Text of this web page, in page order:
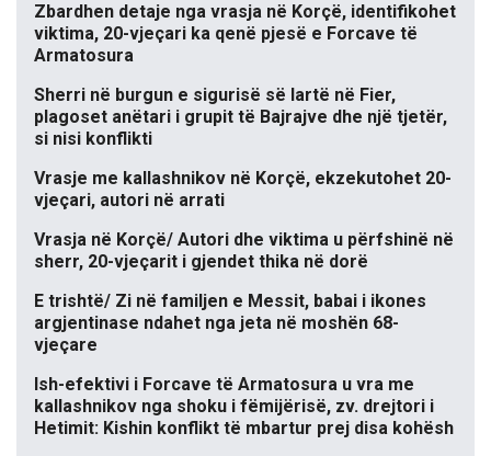
Zbardhen detaje nga vrasja në Korçë, identifikohet
viktima, 20-vjeçari ka qenë pjesë e Forcave të
Armatosura
Sherri në burgun e sigurisë së lartë në Fier,
plagoset anëtari i grupit të Bajrajve dhe një tjetër,
si nisi konflikti
Vrasje me kallashnikov në Korçë, ekzekutohet 20-
vjeçari, autori në arrati
Vrasja në Korçë/ Autori dhe viktima u përfshinë në
sherr, 20-vjeçarit i gjendet thika në dorë
E trishtë/ Zi në familjen e Messit, babai i ikones
argjentinase ndahet nga jeta në moshën 68-
vjeçare
Ish-efektivi i Forcave të Armatosura u vra me
kallashnikov nga shoku i fëmijërisë, zv. drejtori i
Hetimit: Kishin konflikt të mbartur prej disa kohësh